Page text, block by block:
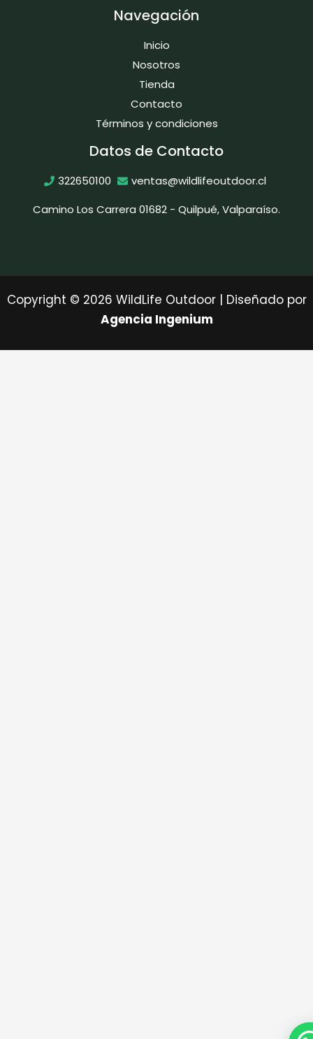
Navegación
Inicio
Nosotros
Tienda
Contacto
Términos y condiciones
Datos de Contacto
322650100
ventas@wildlifeoutdoor.cl
Camino Los Carrera 01682 - Quilpué, Valparaíso.
Copyright © 2026 WildLife Outdoor | Diseñado por
Agencia Ingenium